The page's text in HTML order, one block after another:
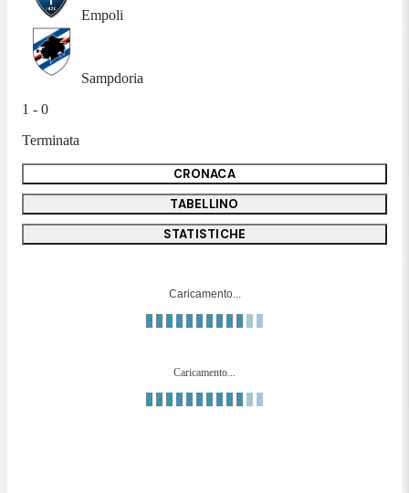
Empoli
Sampdoria
1 - 0
Terminata
CRONACA
TABELLINO
STATISTICHE
Caricamento...
Caricamento...